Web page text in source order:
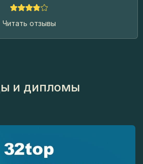
Читать отзывы
и дипломы